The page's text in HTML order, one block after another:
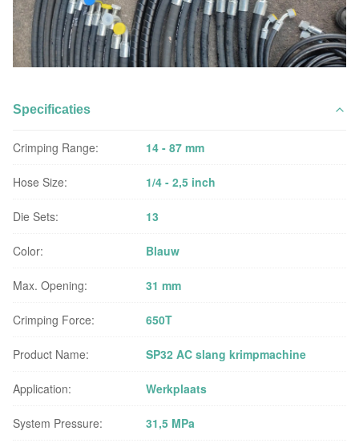
Specificaties
Crimping Range: 14 - 87 mm
Hose Size: 1/4 - 2,5 inch
Die Sets: 13
Color: Blauw
Max. Opening: 31 mm
Crimping Force: 650T
Product Name: SP32 AC slang krimpmachine
Application: Werkplaats
System Pressure: 31,5 MPa